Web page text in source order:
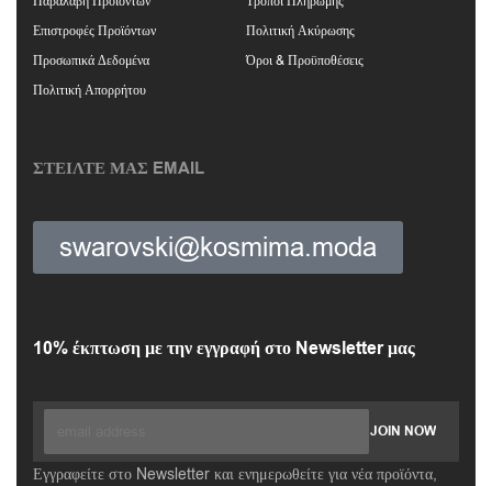
Επιστροφές Προϊόντων
Πολιτική Ακύρωσης
Προσωπικά Δεδομένα
Όροι & Προϋποθέσεις
Πολιτική Απορρήτου
ΣΤΕΙΛΤΕ ΜΑΣ EMAIL
swarovski@kosmima.moda
10% έκπτωση με την εγγραφή στο Newsletter μας
Εγγραφείτε στο Newsletter και ενημερωθείτε για νέα προϊόντα,